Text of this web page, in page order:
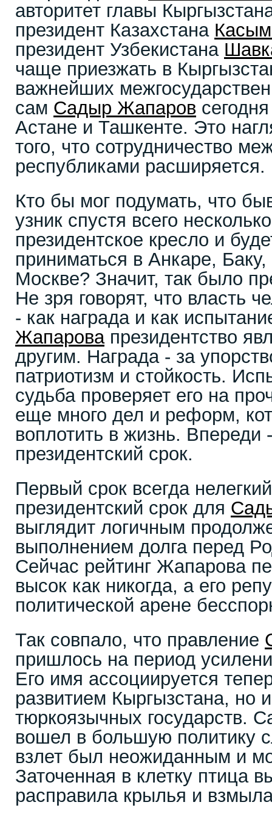
авторитет главы
президент Казахстана
президент Узбекистана
чаще приезжать в
важнейших
сам Садыр Жапаров
Астане и Ташкенте. Это
того, что сотрудничество
республиками расширяется.
Кто бы мог подумать, что
узник спустя всего
президентское кресло и
приниматься в Анкаре,
Москве? Значит, так было
Не зря говорят, что власть
- как награда и как
Жапаровапрезидентство
другим. Награда - за
патриотизм и стойкость.
судьба проверяет его на
еще много дел и реформ,
воплотить в жизнь.
президентский срок.
Первый срок всегда
президентский срок для
выглядит логичным
выполнением долга перед
Сейчас рейтинг Жапарова
высок как никогда, а его
политической арене
Так совпало, что правление
пришлось на период
Его имя ассоциируется
развитием Кыргызстана, но
тюркоязычных государств.
вошел в большую политику
взлет был неожиданным и
Заточенная в клетку птица
расправила крылья и